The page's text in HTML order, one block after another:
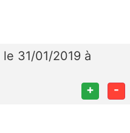
le 31/01/2019 à
+ -